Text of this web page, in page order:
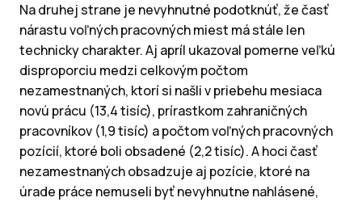
Na druhej strane je nevyhnutné podotknúť, že časť
nárastu voľných pracovných miest má stále len
technicky charakter. Aj apríl ukazoval pomerne veľkú
disproporciu medzi celkovým počtom
nezamestnaných, ktorí si našli v priebehu mesiaca
novú prácu (13,4 tisíc), prírastkom zahraničných
pracovníkov (1,9 tisíc) a počtom voľných pracovných
pozícií, ktoré boli obsadené (2,2 tisíc). A hoci časť
nezamestnaných obsadzuje aj pozície, ktoré na
úrade práce nemuseli byť nevyhnutne nahlásené,